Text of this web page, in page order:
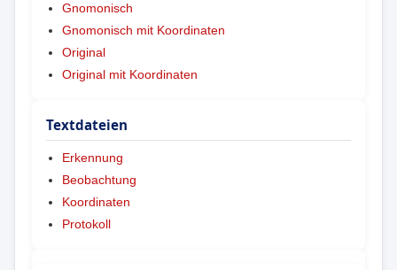
Gnomonisch
Gnomonisch mit Koordinaten
Original
Original mit Koordinaten
Textdateien
Erkennung
Beobachtung
Koordinaten
Protokoll